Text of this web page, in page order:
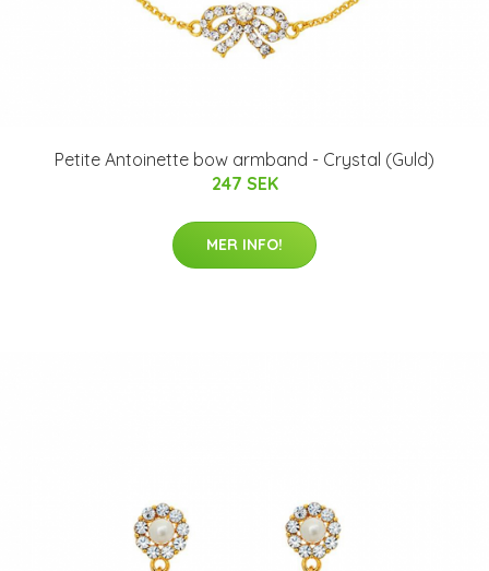
Petite Antoinette bow armband - Crystal (Guld)
247 SEK
MER INFO!